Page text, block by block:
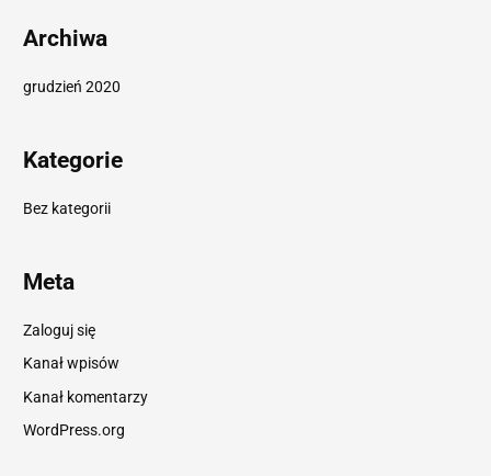
Archiwa
grudzień 2020
Kategorie
Bez kategorii
Meta
Zaloguj się
Kanał wpisów
Kanał komentarzy
WordPress.org